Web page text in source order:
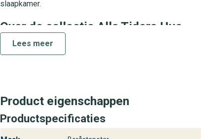
slaapkamer.
Over de collectie Alla Tiders Hus
De Alla Tiders Hus collectie wordt gekenmerkt door
scandinavische eenvoud en organische patronen. Elk
stijlvolle uitstraling geven.
Praktische eigenschappen van
Lees meer
Product eigenschappen
Productspecificaties